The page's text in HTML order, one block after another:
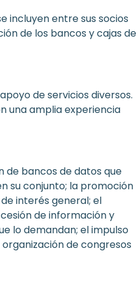
incluyen entre sus socios
de los bancos y cajas de
de servicios diversos.
una amplia experiencia
de bancos de datos que
su conjunto; la promoción
interés general; el
de información y
lo demandan; el impulso
de congresos